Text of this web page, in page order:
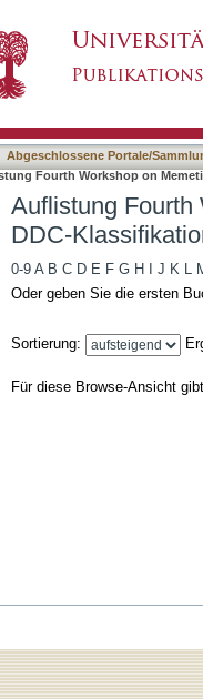
Abgeschlossene Portale/
Fourth Workshop on
Auflistung Fourth
DDC-
0-9 A B C D E F G H J K L
Oder geben Sie die ersten
Sortierung:
Für diese Browse-Ansicht